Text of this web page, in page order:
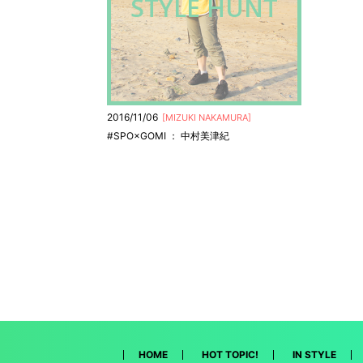
STYLE HUNT
2016/11/06 [MIZUKI NAKAMURA]
#SPO×GOMI ： 中村美津紀
HOME HOT TOPIC! IN STYLE